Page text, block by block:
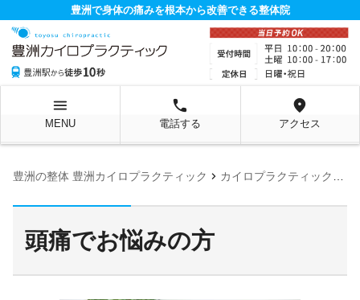
豊洲で身体の痛みを根本から改善できる整体院
menu
MENU
local_phone
電話する
location_on
アクセス
豊洲の整体 豊洲カイロプラクティック chevron_right カイロプラクティックの施術に適応する症状
頭痛でお悩みの方